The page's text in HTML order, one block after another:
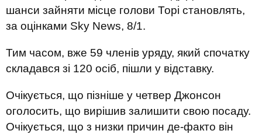
шанси зайняти місце голови Торі становлять,
за оцінками Sky News, 8/1.
Тим часом, вже 59 членів уряду, який спочатку
складався зі 120 осіб, пішли у відставку.
Очікується, що пізніше у четвер Джонсон
оголосить, що вирішив залишити свою посаду.
Очікується, що з низки причин де-факто він